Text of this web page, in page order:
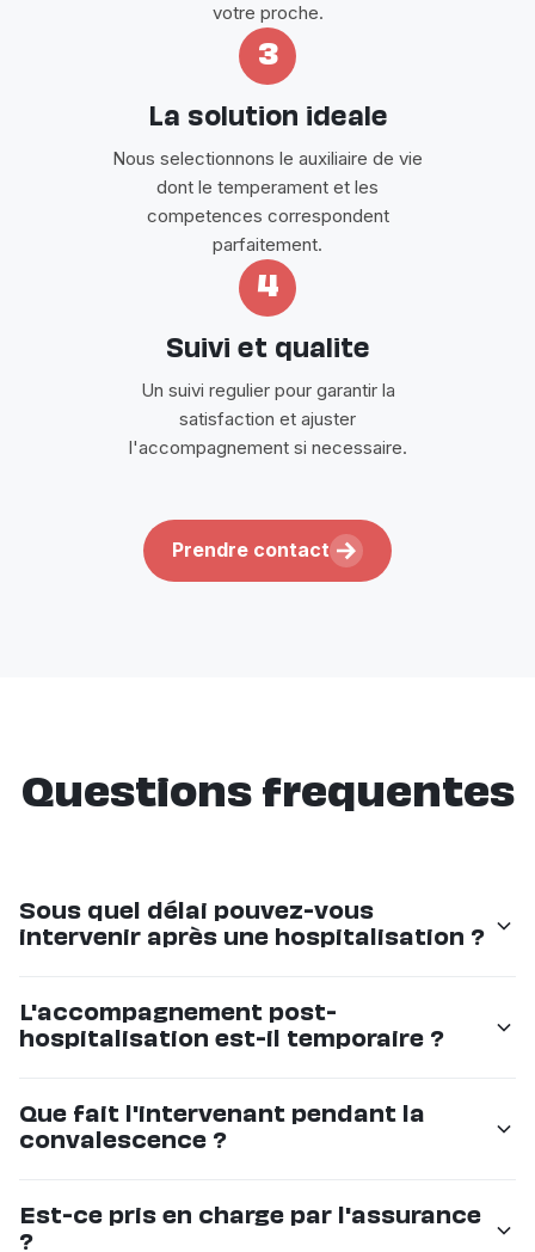
votre proche.
3
La solution ideale
Nous selectionnons le auxiliaire de vie
dont le temperament et les
competences correspondent
parfaitement.
4
Suivi et qualite
Un suivi regulier pour garantir la
satisfaction et ajuster
l'accompagnement si necessaire.
Prendre contact
Questions frequentes
Sous quel délai pouvez-vous
intervenir après une hospitalisation ?
en 24 à 48 heures. En cas d'urgence, nous faisons
notre possible pour intervenir le jour même.
L'accompagnement post-
hospitalisation est-il temporaire ?
semaines) le temps de la convalescence. Si les
Que fait l'intervenant pendant la
convalescence ?
accompagne aux rendez-vous médicaux, veille au
Est-ce pris en charge par l'assurance
?